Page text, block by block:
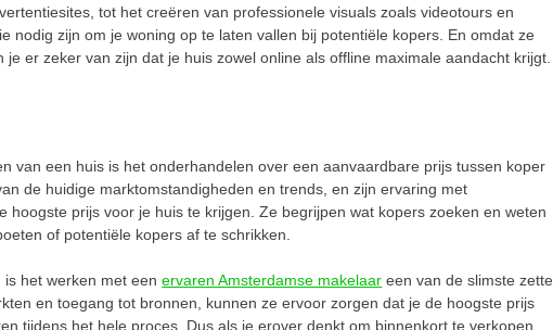
tot het creëren van professionele visuals zoals videotours en
nodig zijn om je woning op te laten vallen bij potentiële kopers. En omdat ze
er zeker van zijn dat je huis zowel online als offline maximale aandacht krijgt.
van een huis is het onderhandelen over een aanvaardbare prijs tussen koper
de huidige marktomstandigheden en trends, en zijn ervaring met
prijs voor je huis te krijgen. Ze begrijpen wat kopers zoeken en weten
of potentiële kopers af te schrikken.
is het werken met eenervaren Amsterdamse makelaar een van de slimste
en toegang tot bronnen, kunnen ze ervoor zorgen dat je de hoogste prijs
tijdens het hele proces. Dus als je erover denkt om binnenkort te verkopen,